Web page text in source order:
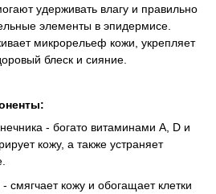
удерживать влагу и правильно
элементы в эпидермисе.
микрорельеф кожи, укрепляет
блеск и сияние.
- богато витаминами A, D и
кожу, а также устраняет
смягчает кожу и обогащает клетки